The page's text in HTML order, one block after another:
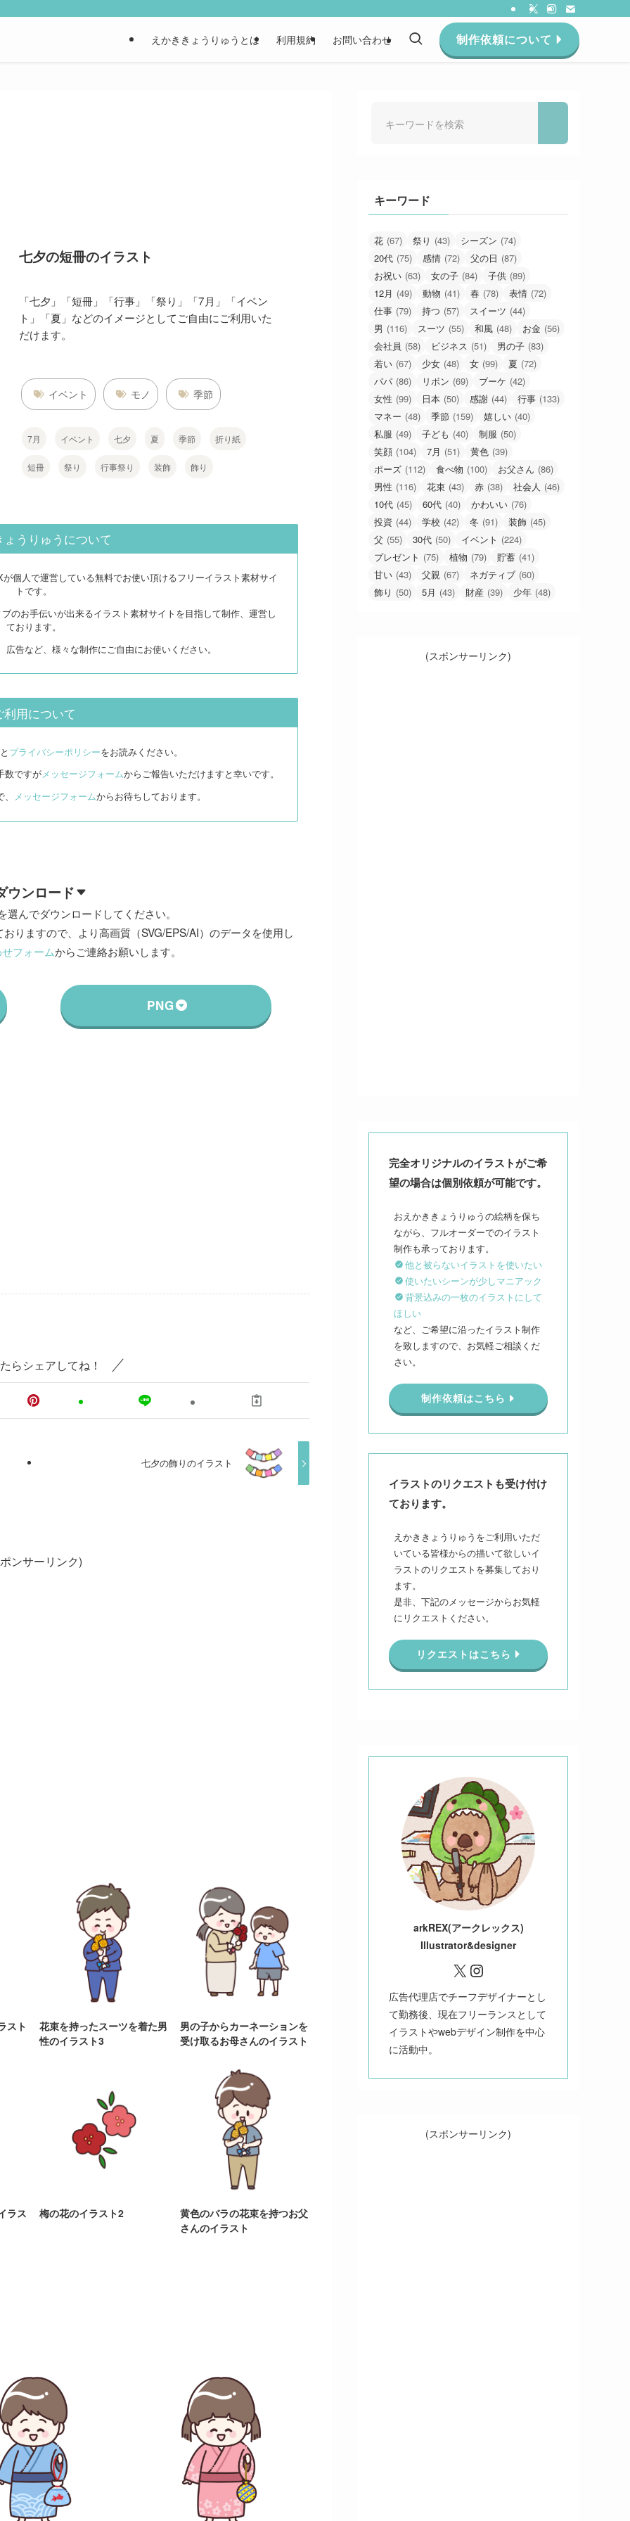
えかききょうりゅうとは 利用規約 お問い合わせ 制作依頼について
七夕の短冊のイラスト
「七夕」「短冊」「行事」「祭り」「7月」「イベン
ト」「夏」などのイメージとしてご自由にご利用いた
だけます。
イベント モノ 季節
7月 イベント 七夕 夏 季節 折り紙
短冊 祭り 行事祭り 装飾 飾り
うりゅうについて
個人で運営している無料でお使い頂けるフリーイラスト素材サイ
トです。
のお手伝いが出来るイラスト素材サイトを目指して制作、運営し
ております。
告など、様々な制作にご自由にお使いください。
利用について
と プライバシーポリシーをお読みください。
数ですがメッセージフォームからご報告いただけますと幸いです。
メッセージフォームからお待ちしております。
ウンロード
んでダウンロードしてください。
りますので、より高画質（SVG/EPS/AI）のデータを使用し
フォームからご連絡お願いします。
PNG
らシェアしてね！
七夕の飾りのイラスト
ンサーリンク)
スト
花束を持ったスーツを着た男
性のイラスト3
男の子からカーネーションを
受け取るお母さんのイラスト
ラス 梅の花のイラスト2
黄色のバラの花束を持つお父
さんのイラスト
キーワード
花 (67) 祭り (43) シーズン (74)
20代 (75) 感情 (72) 父の日 (87)
お祝い (63) 女の子 (84) 子供 (89)
12月 (49) 動物 (41) 春 (78) 表情 (72)
仕事 (79) 持つ (57) スイーツ (44)
男 (116) スーツ (55) 和風 (48) お金 (56)
会社員 (58) ビジネス (51) 男の子 (83)
若い (67) 少女 (48) 女 (99) 夏 (72)
パパ (86) リボン (69) ブーケ (42)
女性 (99) 日本 (50) 感謝 (44) 行事 (133)
マネー (48) 季節 (159) 嬉しい (40)
私服 (49) 子ども (40) 制服 (50)
笑顔 (104) 7月 (51) 黄色 (39)
ポーズ (112) 食べ物 (100) お父さん (86)
男性 (116) 花束 (43) 赤 (38) 社会人 (46)
10代 (45) 60代 (40) かわいい (76)
投資 (44) 学校 (42) 冬 (91) 装飾 (45)
父 (55) 30代 (50) イベント (224)
プレゼント (75) 植物 (79) 貯蓄 (41)
甘い (43) 父親 (67) ネガティブ (60)
飾り (50) 5月 (43) 財産 (39) 少年 (48)
(スポンサーリンク)
完全オリジナルのイラストがご希
望の場合は個別依頼が可能です。
おえかききょうりゅうの絵柄を保ち
ながら、フルオーダーでのイラスト
他と被らないイラストを使いたい
使いたいシーンが少しマニアック
背景込みの一枚のイラストにして
ほしい
など、ご希望に沿ったイラスト制作
を致しますので、お気軽ご相談くだ
さい。
制作依頼はこちら
イラストのリクエストも受け付け
ております。
えかききょうりゅうをご利用いただ
いている皆様からの描いて欲しいイ
ラストのリクエストを募集しており
ます。
是非、下記のメッセージからお気軽
にリクエストください。
リクエストはこちら
arkREX(アークレックス)
Illustrator&designer
X Instagram
広告代理店でチーフデザイナーとし
て勤務後、現在フリーランスとして
イラストやwebデザイン制作を中心
に活動中。
(スポンサーリンク)